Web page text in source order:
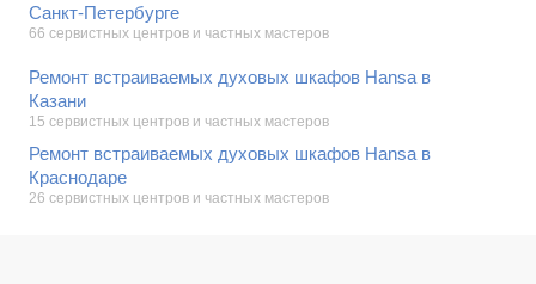
Санкт-Петербурге
66 сервистных центров и частных мастеров
Ремонт встраиваемых духовых шкафов Hansa в
Казани
15 сервистных центров и частных мастеров
Ремонт встраиваемых духовых шкафов Hansa в
Краснодаре
26 сервистных центров и частных мастеров